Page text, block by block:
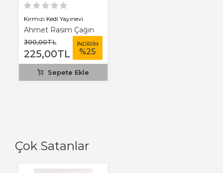
Çok Satanlar
Kırmızı Kedi Yayınevi
Ahmet Rasim Çağın
300,00TL
225,00TL
İNDİRİM
%25
Sepete Ekle